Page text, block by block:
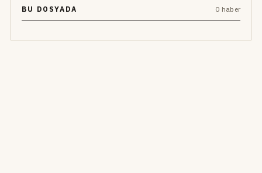
BU DOSYADA 0 haber